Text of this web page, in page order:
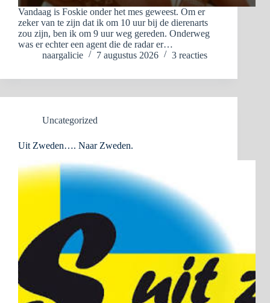
Vandaag is Foskie onder het mes geweest. Om er
zeker van te zijn dat ik om 10 uur bij de dierenarts
zou zijn, ben ik om 9 uur weg gereden. Onderweg
was er echter een agent die de radar er…
naargalicie
7 augustus 2026 3 reacties
Uncategorized
Uit Zweden…. Naar Zweden.